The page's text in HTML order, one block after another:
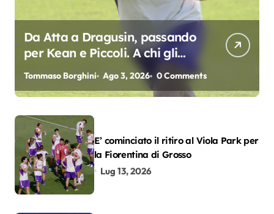
Da Atta a Dragusin, passando
per Kean e Piccoli. A chi gli
oscar del precampionato?
Tommaso Borghini Ago 3, 2026 0 Comments
E’ cominciato il ritiro al Viola Park per
la Fiorentina di Grosso
Lug 13, 2026